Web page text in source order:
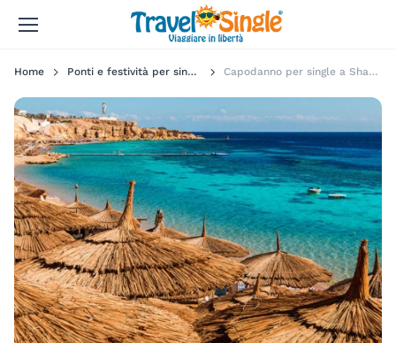
Home Ponti e festività per single Capodanno per single a Sharm